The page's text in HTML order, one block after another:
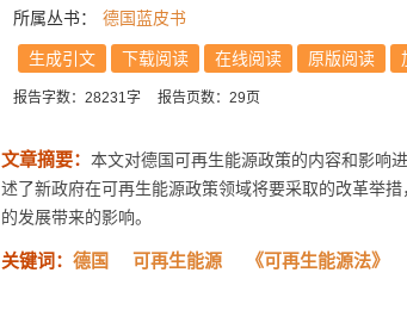
所属丛书：
德国蓝皮书
生成引文 下载阅读 在线阅读 原版阅读
报告字数：28231字 报告页数：29页
文章摘要： 本文对德国可再生能源政策的内容和影响
述了新政府在可再生能源政策领域将要采取的改革举
的发展带来的影响。
关键词： 德国 可再生能源 《可再生能源法》